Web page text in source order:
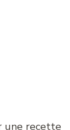
une recette